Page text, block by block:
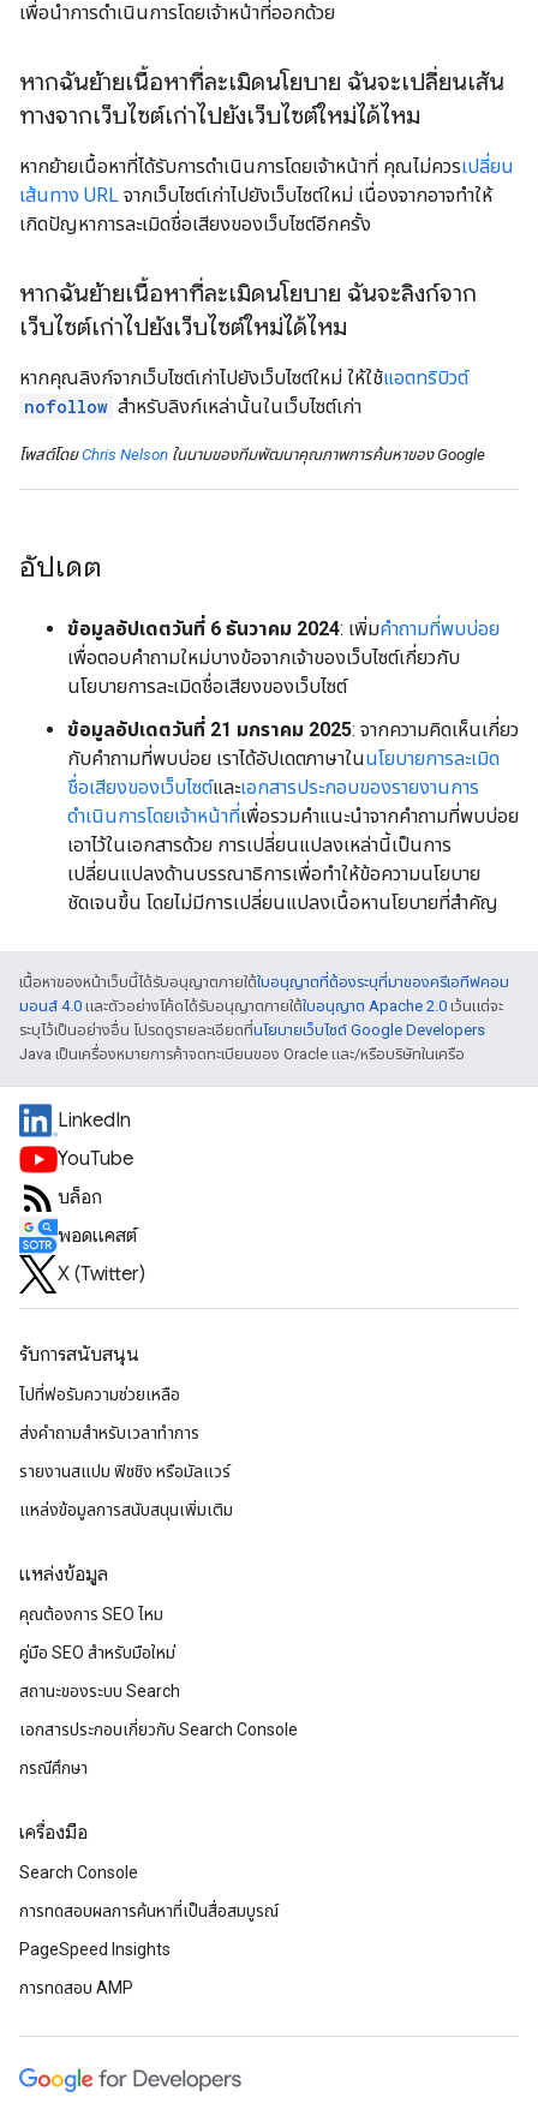
เพื่อนำการดำเนินการโดยเจ้าหน้าที่ออกด้วย
หากฉันย้ายเนื้อหาที่ละเมิดนโยบาย ฉันจะเปลี่ยนเส้น
ทางจากเว็บไซต์เก่าไปยังเว็บไซต์ใหม่ได้ไหม
หากย้ายเนื้อหาที่ได้รับการดำเนินการโดยเจ้าหน้าที่ คุณไม่ควรเปลี่ยน
เส้นทาง URL จากเว็บไซต์เก่าไปยังเว็บไซต์ใหม่ เนื่องจากอาจทำให้
เกิดปัญหาการละเมิดชื่อเสียงของเว็บไซต์อีกครั้ง
หากฉันย้ายเนื้อหาที่ละเมิดนโยบาย ฉันจะลิงก์จาก
เว็บไซต์เก่าไปยังเว็บไซต์ใหม่ได้ไหม
หากคุณลิงก์จากเว็บไซต์เก่าไปยังเว็บไซต์ใหม่ ให้ใช้แอตทริบิวต์
nofollow สำหรับลิงก์เหล่านั้นในเว็บไซต์เก่า
โพสต์โดยChris Nelson ในนามของทีมพัฒนาคุณภาพการค้นหาของ Google
อัปเดต
ข้อมูลอัปเดตวันที่ 6 ธันวาคม 2024: เพิ่มคําถามที่พบบ่อย
เพื่อตอบคําถามใหม่บางข้อจากเจ้าของเว็บไซต์เกี่ยวกับ
นโยบายการละเมิดชื่อเสียงของเว็บไซต์
ข้อมูลอัปเดตวันที่ 21 มกราคม 2025: จากความคิดเห็นเกี่ยว
กับคําถามที่พบบ่อย เราได้อัปเดตภาษาในนโยบายการละเมิด
ชื่อเสียงของเว็บไซต์และเอกสารประกอบของรายงานการ
ดำเนินการโดยเจ้าหน้าที่เพื่อรวมคําแนะนําจากคําถามที่พบบ่อย
เอาไว้ในเอกสารด้วย การเปลี่ยนแปลงเหล่านี้เป็นการ
เปลี่ยนแปลงด้านบรรณาธิการเพื่อทำให้ข้อความนโยบาย
ชัดเจนขึ้น โดยไม่มีการเปลี่ยนแปลงเนื้อหานโยบายที่สำคัญ
เนื้อหาของหน้าเว็บนี้ได้รับอนุญาตภายใต้ใบอนุญาตที่ต้องระบุที่มาของครีเอทีฟคอม
มอนส์ 4.0 และตัวอย่างโค้ดได้รับอนุญาตภายใต้ใบอนุญาต Apache 2.0 เว้นแต่จะ
ระบุไว้เป็นอย่างอื่น โปรดดูรายละเอียดที่นโยบายเว็บไซต์ Google Developers
Java เป็นเครื่องหมายการค้าจดทะเบียนของ Oracle และ/หรือบริษัทในเครือ
LinkedIn
YouTube
บล็อก
พอดแคสต์
X (Twitter)
รับการสนับสนุน
ไปที่ฟอรัมความช่วยเหลือ
ส่งคำถามสำหรับเวลาทำการ
รายงานสแปม ฟิชชิง หรือมัลแวร์
แหล่งข้อมูลการสนับสนุนเพิ่มเติม
แหล่งข้อมูล
คุณต้องการ SEO ไหม
คู่มือ SEO สำหรับมือใหม่
สถานะของระบบ Search
เอกสารประกอบเกี่ยวกับ Search Console
กรณีศึกษา
เครื่องมือ
Search Console
การทดสอบผลการค้นหาที่เป็นสื่อสมบูรณ์
PageSpeed Insights
การทดสอบ AMP